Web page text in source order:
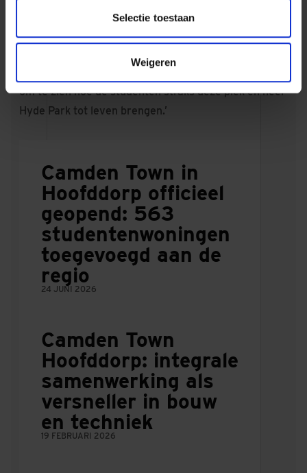
Selectie toestaan
Weigeren
dichtbebouwde omgeving. Dat we dit met zo'n hoog
kwaliteitsniveau en binnen de strakke planning –
als team nu al trots op mogen zijn. Ik kijk ernaar uit
om te zien hoe de studenten straks deze plek én heel
Hyde Park tot leven brengen.’
Camden Town in
Hoofddorp officieel
geopend: 563
studentenwoningen
toegevoegd aan de
regio
24 JUNI 2026
Camden Town
Hoofddorp: integrale
samenwerking als
versneller in bouw
en techniek
19 FEBRUARI 2026